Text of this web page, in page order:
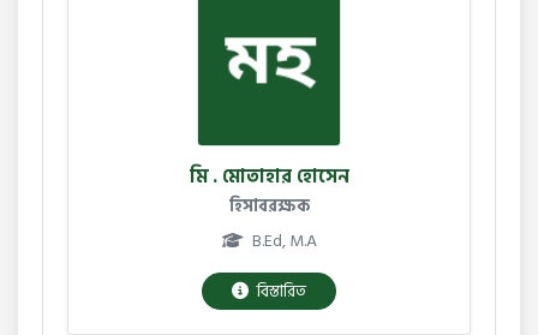
মি . মোতাহার হোসেন
হিসাবরক্ষক
B.Ed, M.A
বিস্তারিত